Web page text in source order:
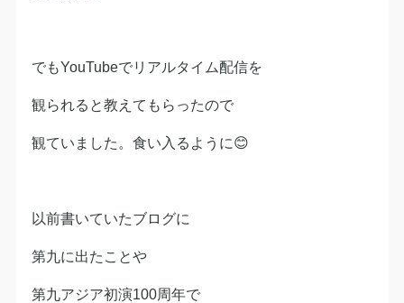
でもYouTubeでリアルタイム配信を
観られると教えてもらったので
観ていました。食い入るように😊
以前書いていたブログに
第九に出たことや
第九アジア初演100周年で